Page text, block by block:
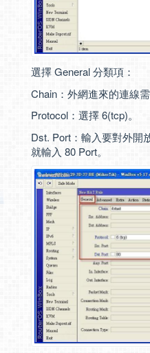
選擇 General 分類項：
Chain：外網進來的連線
Protocol：選擇 6(tcp)。
Dst. Port：輸入要對外開
就輸入 80 Port。